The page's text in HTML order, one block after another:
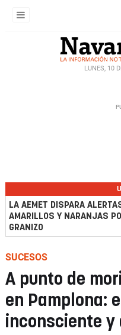
LUNES, 10
LA AEMET DISPARA
AMARILLOS Y NARANJAS
GRANIZO
SUCESOS
A punto de
en Pamplona:
inconsciente y